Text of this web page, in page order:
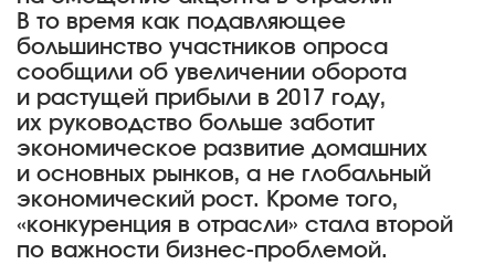
В то время как подавляющее
большинство участников опроса
сообщили об увеличении оборота
и растущей прибыли в 2017 году,
их руководство больше заботит
экономическое развитие домашних
и основных рынков, а не глобальный
экономический рост. Кроме того,
«конкуренция в отрасли» стала второй
по важности бизнес-проблемой.